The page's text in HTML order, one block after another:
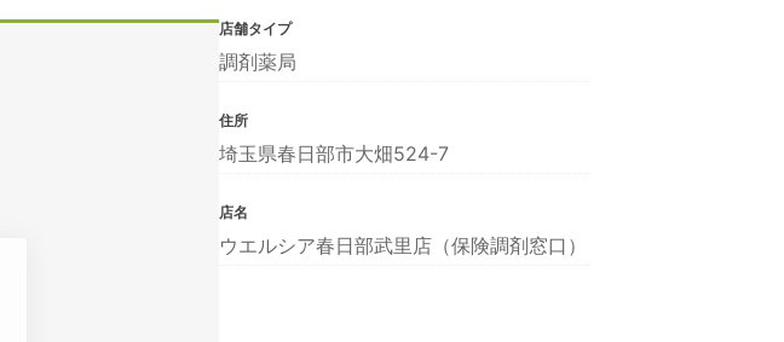
店舗タイプ
調剤薬局
住所
埼玉県春日部市大畑524-7
店名
ウエルシア春日部武里店（保険調剤窓口）